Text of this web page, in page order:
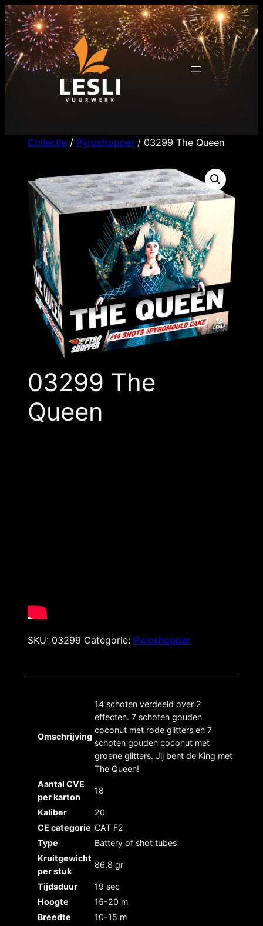
Ga
naar
de
inhoud
Collectie / Pyroshopper / 03299 The Queen
03299 The
Queen
SKU: 03299 Categorie: Pyroshopper
Omschrijving
14 schoten verdeeld over 2
effecten. 7 schoten gouden
coconut met rode glitters en 7
schoten gouden coconut met
groene glitters. Jij bent de King met
The Queen!
Aantal CVE
per karton
18
Kaliber
20
CE categorie CAT F2
Type
Battery of shot tubes
Kruitgewicht
per stuk
86.8 gr
Tijdsduur
19 sec
Hoogte
15-20 m
Breedte
10-15 m